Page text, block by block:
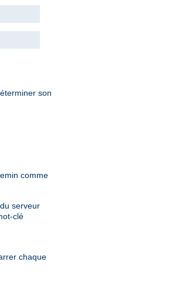
son
comme
serveur
clé
chaque